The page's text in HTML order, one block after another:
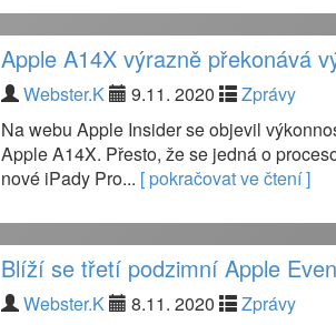
Apple A14X výrazně překonává
Webster.K 9.11. 2020
Zprávy
Na webu Apple Insider se objevil
Apple A14X. Přesto, že se jedná o
nové iPady Pro... [ pokračovat ve čtení ]
Blíží se třetí podzimní Apple
Webster.K 8.11. 2020 Zprávy